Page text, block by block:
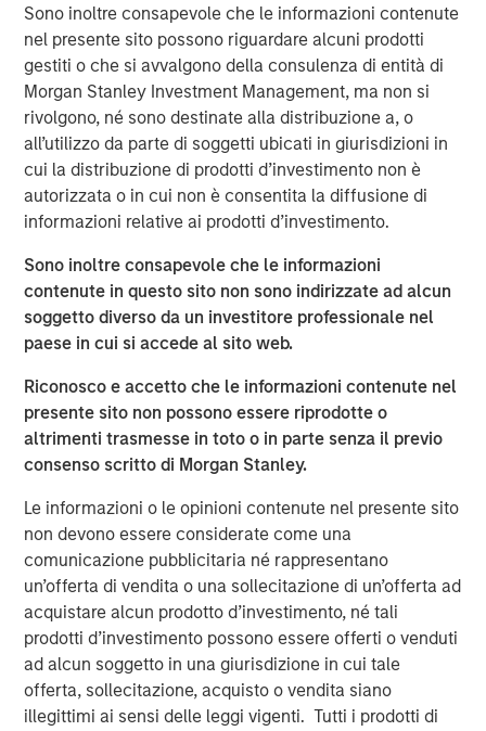
Sono inoltre consapevole che le informazioni contenute
nel presente sito possono riguardare alcuni prodotti
gestiti o che si avvalgono della consulenza di entità di
Morgan Stanley Investment Management, ma non si
rivolgono, né sono destinate alla distribuzione a, o
all’utilizzo da parte di soggetti ubicati in giurisdizioni in
cui la distribuzione di prodotti d’investimento non è
autorizzata o in cui non è consentita la diffusione di
informazioni relative ai prodotti d’investimento.
Sono inoltre consapevole che le informazioni
contenute in questo sito non sono indirizzate ad alcun
soggetto diverso da un investitore professionale nel
paese in cui si accede al sito web.
Riconosco e accetto che le informazioni contenute nel
presente sito non possono essere riprodotte o
altrimenti trasmesse in toto o in parte senza il previo
consenso scritto di Morgan Stanley.
Le informazioni o le opinioni contenute nel presente sito
non devono essere considerate come una
comunicazione pubblicitaria né rappresentano
un’offerta di vendita o una sollecitazione di un’offerta ad
acquistare alcun prodotto d’investimento, né tali
prodotti d’investimento possono essere offerti o venduti
ad alcun soggetto in una giurisdizione in cui tale
offerta, sollecitazione, acquisto o vendita siano
illegittimi ai sensi delle leggi vigenti. Tutti i prodotti di
About BDO Private Equity PErspectives
The Private Equity PErspectives podcast serves as a
forum for private equity dealmakers to discuss
navigating today’s dynamic investment
environment, while preparing for challenges and
opportunities on the horizon. In each episode, BDO’s
Private Equity practice connects with leaders in the
industry to talk deal activity, fund strategies, and
found on Spotify and iTunes and on the BDO site at
bdo.com/insights/industries/private-equity/private-
equity-perspectives-podcast
Morgan Stanley Capital Partners
Morgan Stanley Capital Partners manages a middle-
market private equity platform with a strong focus on
value creation. The team has invested capital in a broad
spectrum of industries for over two decades.
Approfondimenti correlati
ALTS IN FOCUS
Private Equity 2026 Midyear Outlook
PRESS RELEASE